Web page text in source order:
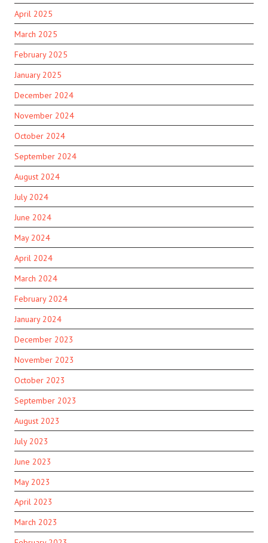
April 2025
March 2025
February 2025
January 2025
December 2024
November 2024
October 2024
September 2024
August 2024
July 2024
June 2024
May 2024
April 2024
March 2024
February 2024
January 2024
December 2023
November 2023
October 2023
September 2023
August 2023
July 2023
June 2023
May 2023
April 2023
March 2023